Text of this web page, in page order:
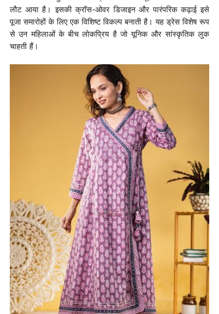
लौट आया है। इसकी क्रॉस-ओवर डिजाइन और पारंपरिक कढ़ाई इसे
पूजा समारोहों के लिए एक विशिष्ट विकल्प बनाती है। यह ड्रेस विशेष रूप
से उन महिलाओं के बीच लोकप्रिय है जो यूनिक और सांस्कृतिक लुक
चाहती हैं।